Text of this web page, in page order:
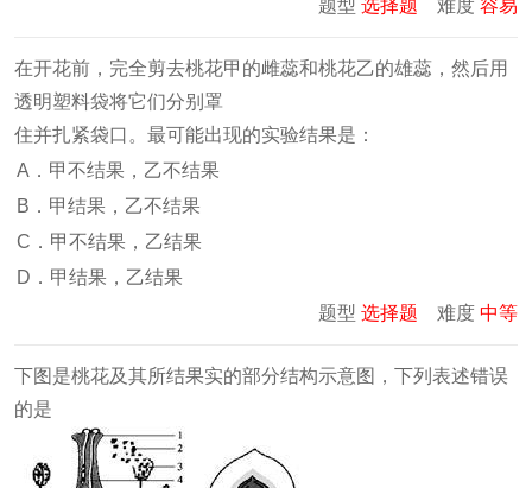
题型 选择题 难度 容易
在开花前，完全剪去桃花甲的雌蕊和桃花乙的雄蕊，然后用
透明塑料袋将它们分别罩
住并扎紧袋口。最可能出现的实验结果是：
A．甲不结果，乙不结果
B．甲结果，乙不结果
C．甲不结果，乙结果
D．甲结果，乙结果
题型 选择题 难度 中等
下图是桃花及其所结果实的部分结构示意图，下列表述错误
的是